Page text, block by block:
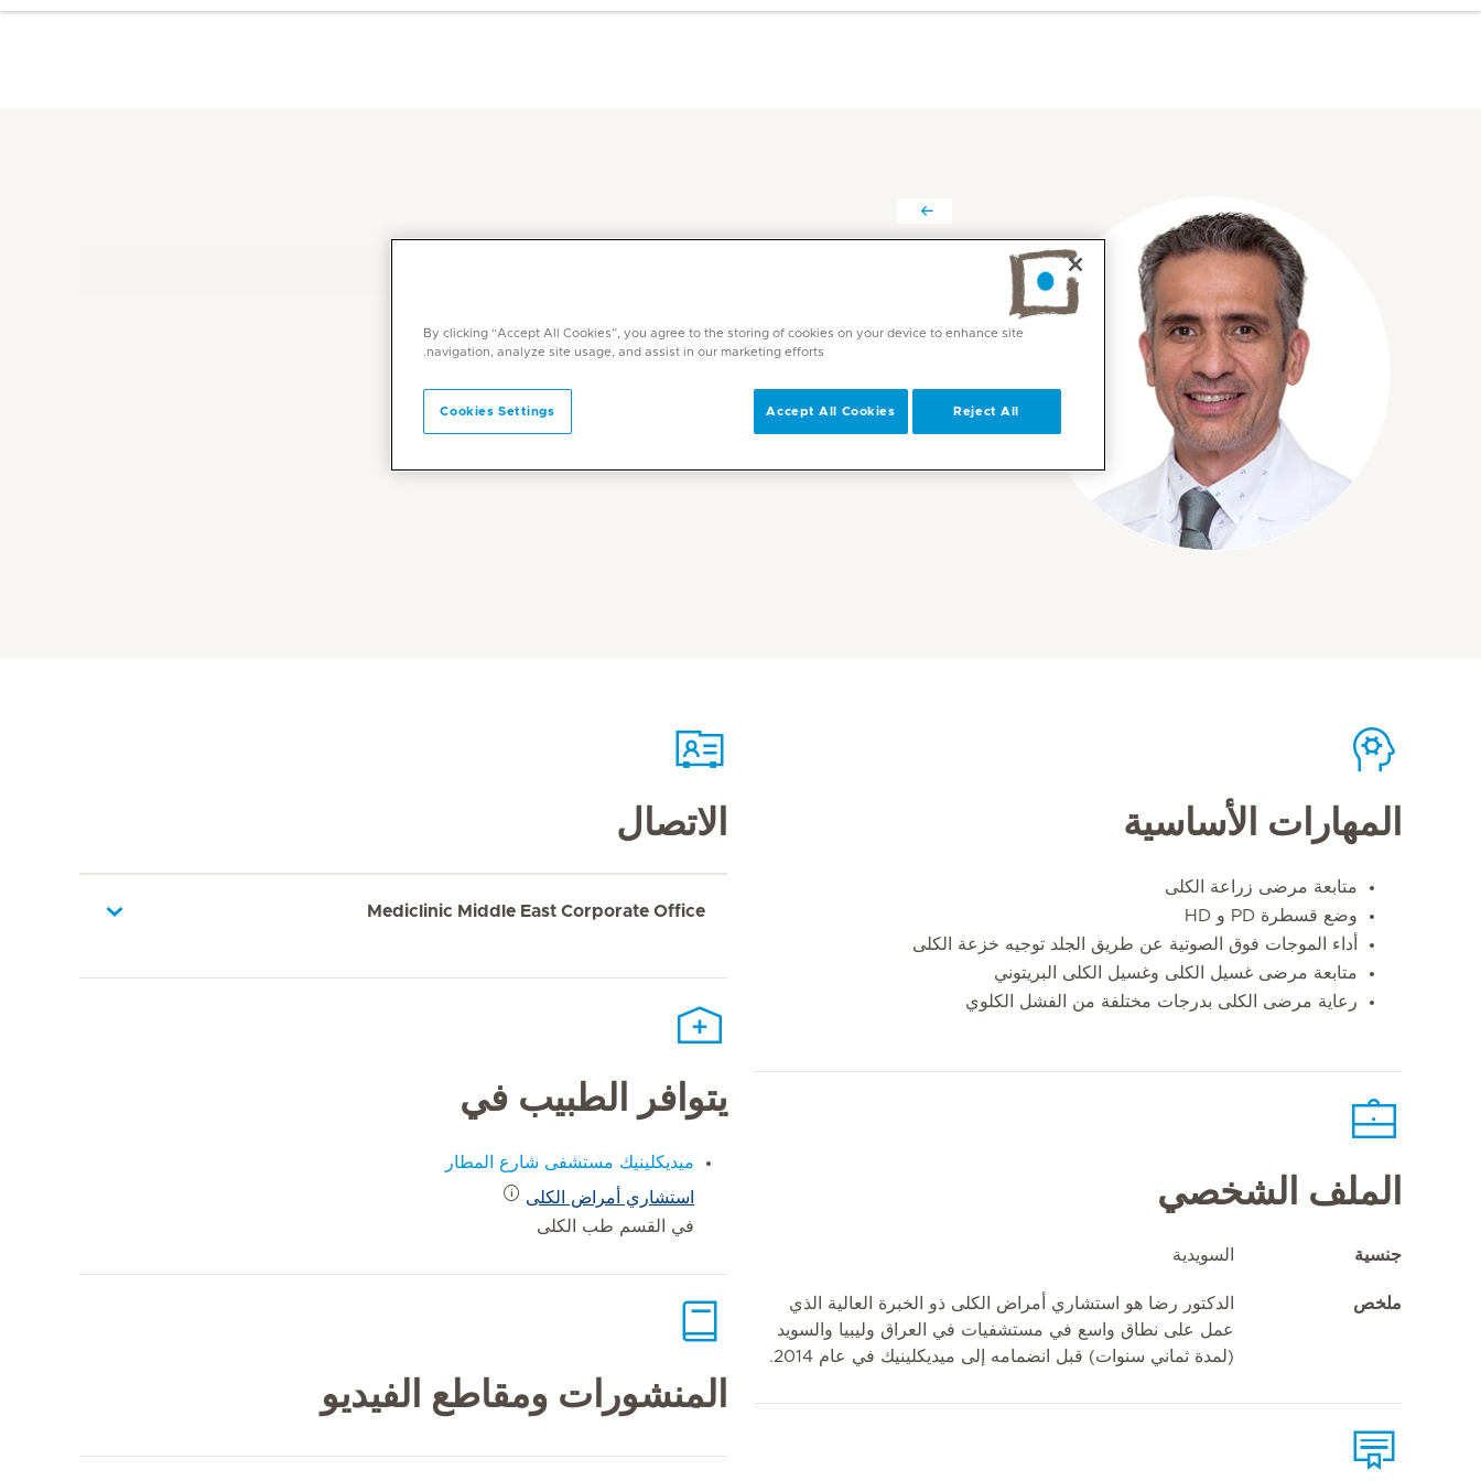
أمراض الكلى / غسيل الكلى
اللغات
الإنجليزية, العربية, السويدية
المهارات الأساسية
متابعة مرضى زراعة الكلى
وضع قسطرة PD و HD
أداء الموجات فوق الصوتية عن طريق الجلد توجيه خزعة الكلى
متابعة مرضى غسيل الكلى وغسيل الكلى البريتوني
رعاية مرضى الكلى بدرجات مختلفة من الفشل الكلوي
الملف الشخصي
جنسية السويدية
ملخص
الدكتور رضا هو استشاري أمراض الكلى ذو الخبرة العالية الذي
عمل على نطاق واسع في مستشفيات في العراق وليبيا والسويد
(لمدة ثماني سنوات) قبل انضمامه إلى ميديكلينيك في عام 2014.
الاتصال
Mediclinic Middle East Corporate Office
يتوافر الطبيب في
ميديكلينيك مستشفى شارع المطار
استشاري أمراض الكلى
في القسم طب الكلى
المنشورات ومقاطع الفيديو
By clicking “Accept All Cookies”, you agree to the storing of cookies on your device to enhance site
navigation, analyze site usage, and assist in our marketing efforts.
Cookies Settings Reject All
Accept All Cookies